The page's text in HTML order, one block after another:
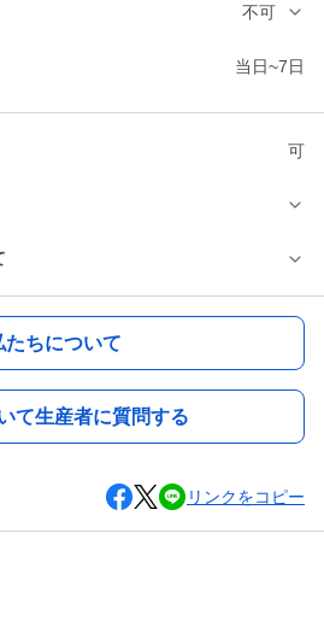
不可
当日~7日
可
たちについて
て生産者に質問する
リンクをコピー